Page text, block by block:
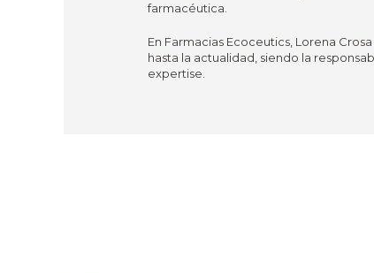
farmacéutica.
En Farmacias Ecoceutics, Lorena
hasta la actualidad, siendo la
expertise.